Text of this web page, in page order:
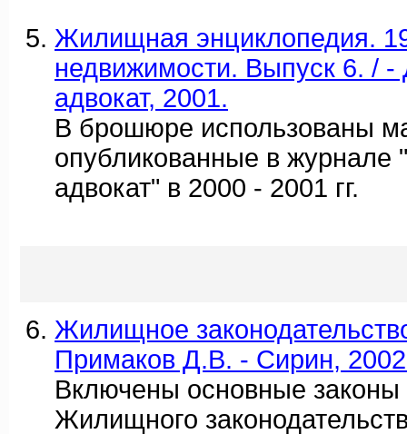
Жилищная энциклопедия.
недвижимости. Выпуск 6. /
адвокат, 2001.
В брошюре использованы
опубликованные в
адвокат" в 2000 - 2001 гг.
Жилищное
Примаков Д.В. - Сирин,
Включены основные
Жилищного